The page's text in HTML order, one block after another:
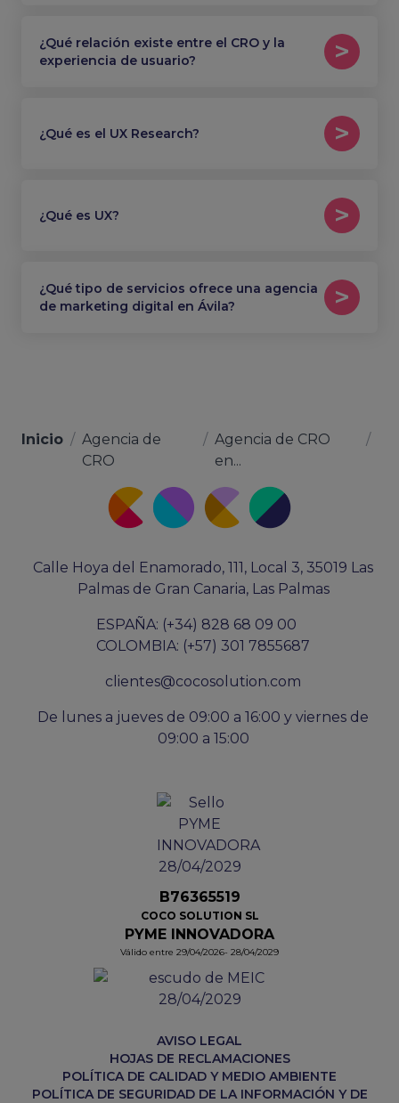
¿Qué relación existe entre el CRO y la
experiencia de usuario?
¿Qué es el UX Research?
¿Qué es UX?
¿Qué tipo de servicios ofrece una agencia
de marketing digital en Ávila?
Inicio / Agencia de
CRO
/ Agencia de CRO
en...
/
Calle Hoya del Enamorado, 111, Local 3, 35019 Las
Palmas de Gran Canaria, Las Palmas
ESPAÑA: (+34) 828 68 09 00
COLOMBIA: (+57) 301 7855687
clientes@cocosolution.com
De lunes a jueves de 09:00 a 16:00 y viernes de
09:00 a 15:00
B76365519
COCO SOLUTION SL
PYME INNOVADORA
Válido entre 29/04/2026- 28/04/2029
AVISO LEGAL
HOJAS DE RECLAMACIONES
POLÍTICA DE CALIDAD Y MEDIO AMBIENTE
POLÍTICA DE SEGURIDAD DE LA INFORMACIÓN Y DE